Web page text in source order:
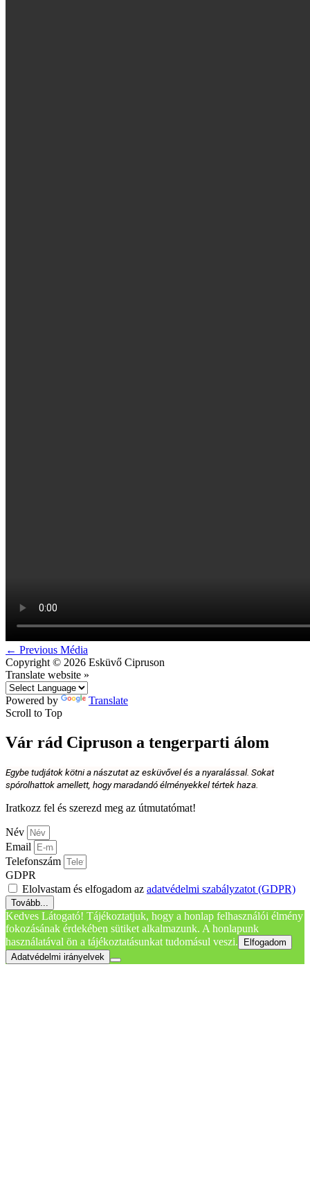
← Previous Média
Copyright © 2026 Esküvő Cipruson
Translate website »
Powered by
Translate
Scroll to Top
Vár rád Cipruson a tengerparti álom
Egybe tudjátok kötni a nászutat az esküvővel és a nyaralással. Sokat
spórolhattok amellett, hogy maradandó élményekkel tértek haza.
Iratkozz fel és szerezd meg az útmutatómat!
Név
Email
Telefonszám
GDPR
Elolvastam és elfogadom az adatvédelmi szabályzatot (GDPR)
Tovább...
Kedves Látogató! Tájékoztatjuk, hogy a honlap felhasználói élmény
fokozásának érdekében sütiket alkalmazunk. A honlapunk
használatával ön a tájékoztatásunkat tudomásul veszi.
Elfogadom
Adatvédelmi irányelvek